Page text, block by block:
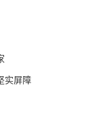
实屏障